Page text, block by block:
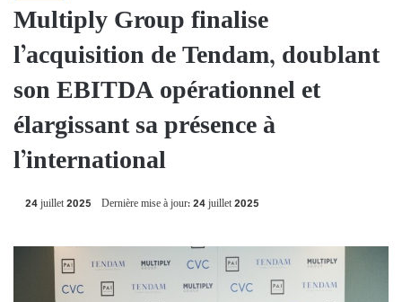
Multiply Group finalise
l’acquisition de Tendam, doublant
son EBITDA opérationnel et
élargissant sa présence à
l’international
24 juillet 2025 Dernière mise à jour: 24 juillet 2025